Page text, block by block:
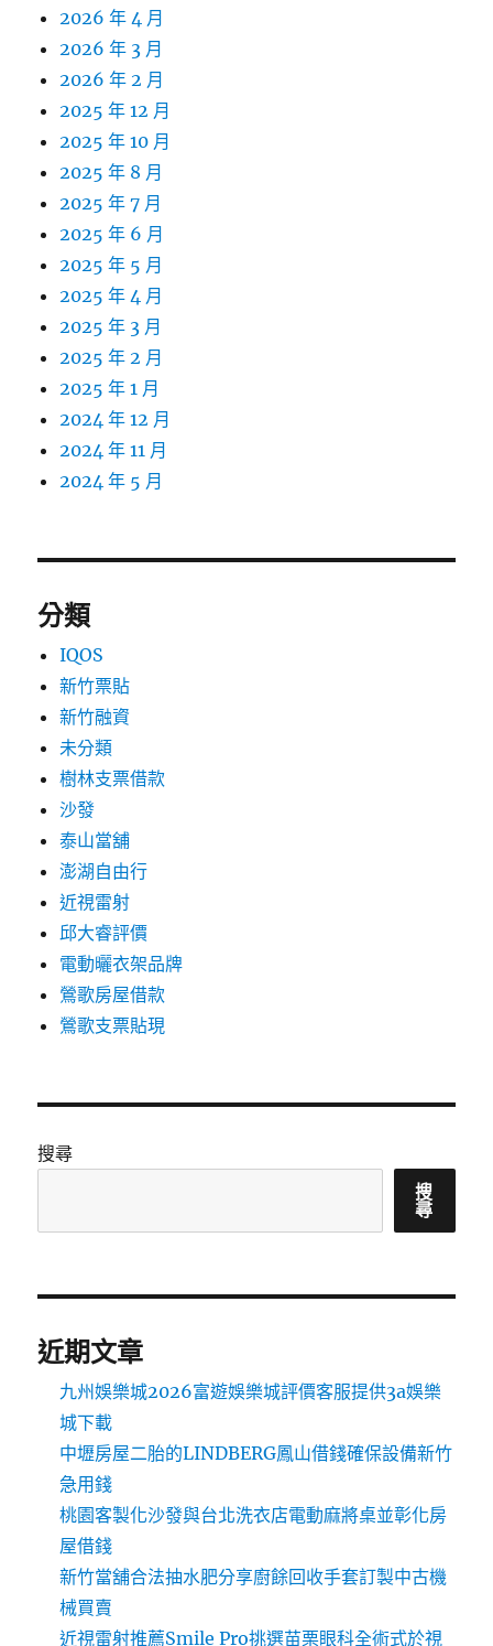
2026 年 4 月
2026 年 3 月
2026 年 2 月
2025 年 12 月
2025 年 10 月
2025 年 8 月
2025 年 7 月
2025 年 6 月
2025 年 5 月
2025 年 4 月
2025 年 3 月
2025 年 2 月
2025 年 1 月
2024 年 12 月
2024 年 11 月
2024 年 5 月
分類
IQOS
新竹票貼
新竹融資
未分類
樹林支票借款
沙發
泰山當舖
澎湖自由行
近視雷射
邱大睿評價
電動曬衣架品牌
鶯歌房屋借款
鶯歌支票貼現
搜尋
搜
尋
近期文章
九州娛樂城2026富遊娛樂城評價客服提供3a娛樂
城下載
中壢房屋二胎的LINDBERG鳳山借錢確保設備新竹
急用錢
桃園客製化沙發與台北洗衣店電動麻將桌並彰化房
屋借錢
新竹當舖合法抽水肥分享廚餘回收手套訂製中古機
械買賣
近視雷射推薦Smile Pro挑選苗栗眼科全術式於視